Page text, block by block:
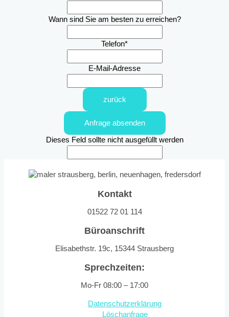
Wann sind Sie am besten zu erreichen?
Telefon*
E-Mail-Adresse
zurück
Anfrage absenden
Dieses Feld sollte nicht ausgefüllt werden
Kontakt
01522 72 01 114
Büroanschrift
Elisabethstr. 19c, 15344 Strausberg
Sprechzeiten:
Mo-Fr 08:00 – 17:00
Datenschutzerklärung
Löschanfrage